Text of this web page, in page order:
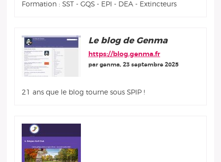
Formation : SST - GQS - EPI - DEA - Extincteurs
Le blog de Genma
https://blog.genma.fr
par genma, 23 septembre 2025
21 ans que le blog tourne sous SPIP !